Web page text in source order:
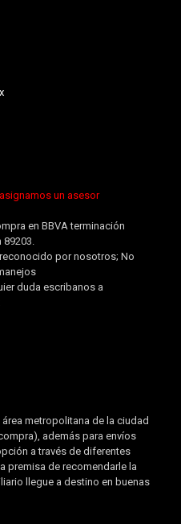
un asesor
en BBVA terminación
89203.
por nosotros; No
duda escribanos a
metropolitana de la ciudad
además para envíos
a través de diferentes
premisa de recomendarle la
llegue a destino en buenas